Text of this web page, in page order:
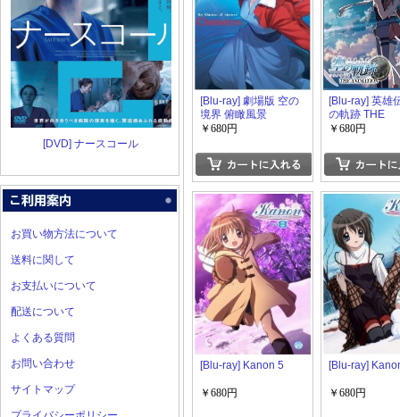
[DVD] ナースコール
お買い物方法について
送料に関して
お支払いについて
配送について
よくある質問
お問い合わせ
サイトマップ
[Blu-ray] 劇場版 空の
境界 俯瞰風景
￥680円
[Blu-ray] 英雄
の軌跡 THE
ANIMATION
￥680円
[Blu-ray] Kanon 5
￥680円
[Blu-ray]
￥680円